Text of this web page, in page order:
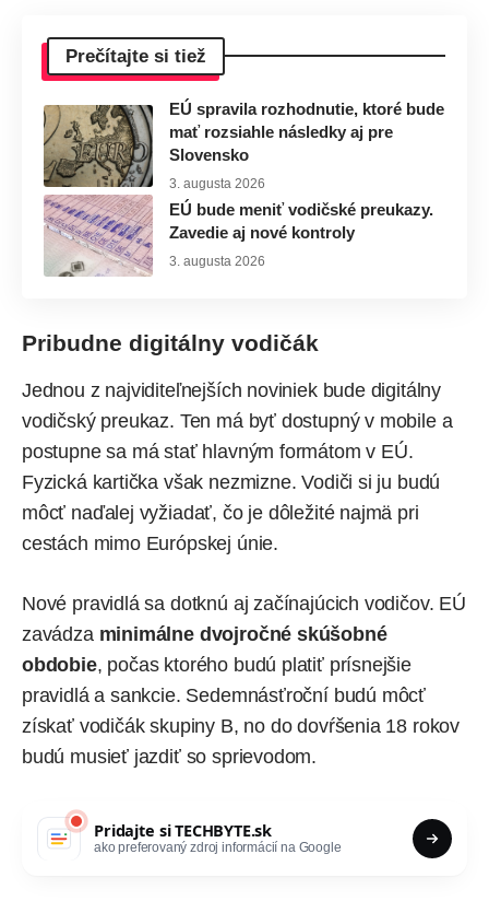
Prečítajte si tiež
EÚ spravila rozhodnutie, ktoré bude
mať rozsiahle následky aj pre
Slovensko
3. augusta 2026
EÚ bude meniť vodičské preukazy.
Zavedie aj nové kontroly
3. augusta 2026
Pribudne digitálny vodičák
Jednou z najviditeľnejších noviniek bude digitálny
vodičský preukaz. Ten má byť dostupný v mobile a
postupne sa má stať hlavným formátom v EÚ.
Fyzická kartička však nezmizne. Vodiči si ju budú
môcť naďalej vyžiadať, čo je dôležité najmä pri
cestách mimo Európskej únie.
Nové pravidlá sa dotknú aj začínajúcich vodičov. EÚ
zavádza minimálne dvojročné skúšobné
obdobie, počas ktorého budú platiť prísnejšie
pravidlá a sankcie. Sedemnásťroční budú môcť
získať vodičák skupiny B, no do dovŕšenia 18 rokov
budú musieť jazdiť so sprievodom.
Pridajte siTECHBYTE.sk
ako preferovaný zdroj informácií na Google